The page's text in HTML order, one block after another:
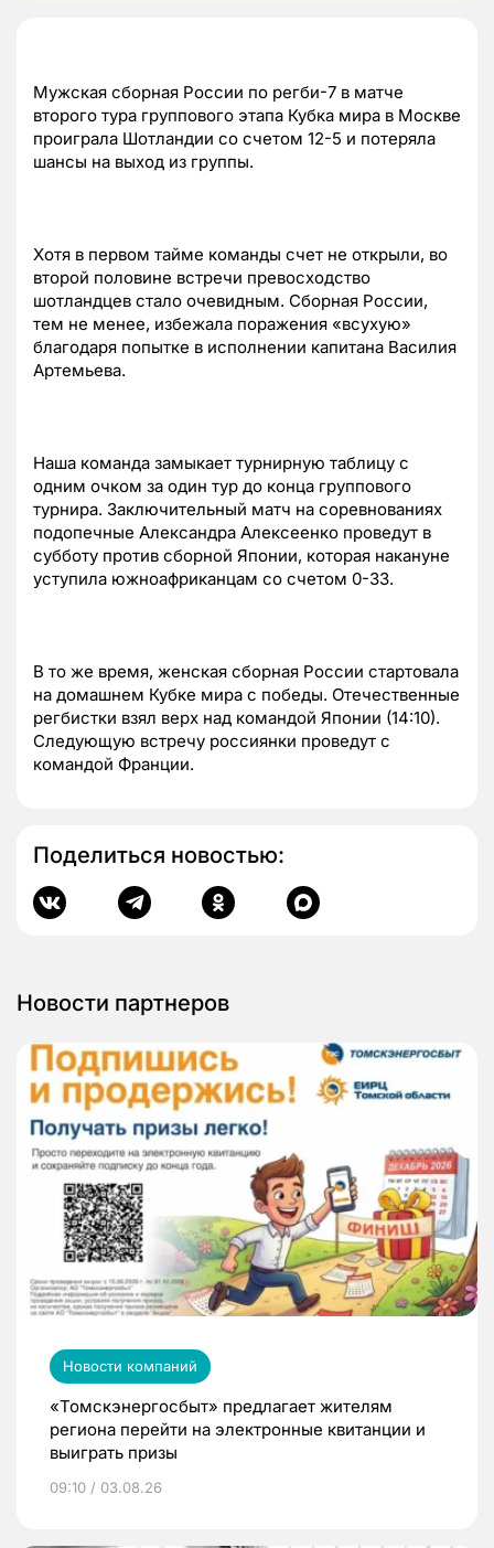
Мужская сборная России по регби-7 в матче
второго тура группового этапа Кубка мира в Москве
проиграла Шотландии со счетом 12-5 и потеряла
шансы на выход из группы.
Хотя в первом тайме команды счет не открыли, во
второй половине встречи превосходство
шотландцев стало очевидным. Сборная России,
тем не менее, избежала поражения «всухую»
благодаря попытке в исполнении капитана Василия
Артемьева.
Наша команда замыкает турнирную таблицу с
одним очком за один тур до конца группового
турнира. Заключительный матч на соревнованиях
подопечные Александра Алексеенко проведут в
субботу против сборной Японии, которая накануне
уступила южноафриканцам со счетом 0-33.
В то же время, женская сборная России стартовала
на домашнем Кубке мира с победы. Отечественные
регбистки взял верх над командой Японии (14:10).
Следующую встречу россиянки проведут с
командой Франции.
Поделиться новостью:
Новости партнеров
Новости компаний
«Томскэнергосбыт» предлагает жителям
региона перейти на электронные квитанции и
выиграть призы
09:10 / 03.08.26